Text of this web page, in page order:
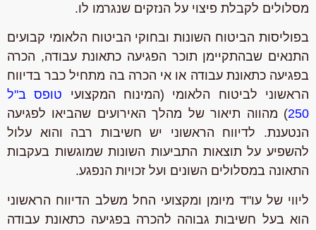
מסלולים לקבלת פיצוי על הנזקים שנגרמו לו.
בפוליסות הביטוח השונות ובחוקי הביטוח הלאומי קבועים
התנאים שבהתקיימן תוכר הפגיעה כתאונת עבודה, הכרה
בפגיעה כתאונת עבודה או אי הכרה בה מתחיל כבר בדיווח
הראשוני לביטוח הלאומי (המינוח המקצועי
טופס ב"ל
250) מהווה תיאור של מהלך האירועים שהביאו לפגיעה
הנטענת. לדיווח הראשוני יש חשיבות רבה והוא עלול
להשפיע על תוצאות התביעות השונות שמוגשות בעקבות
התאונה במסלולים השונים ועל זכויות הנפגע.
ליווי של עו"ד מיומן ומקצועי החל משלב הדיווח הראשוני
הוא בעל חשיבות גבוהה להכרה בפגיעה כתאונת עבודה